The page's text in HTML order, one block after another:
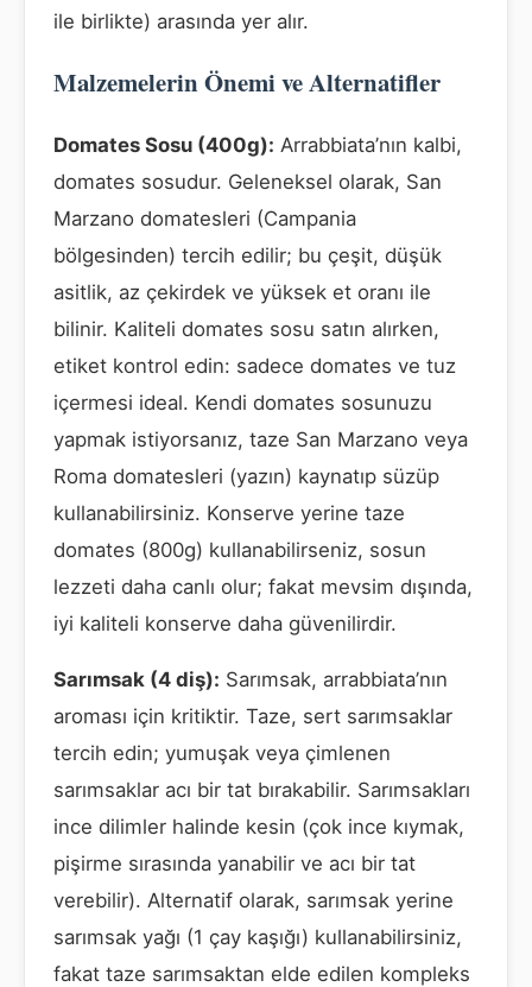
ile birlikte) arasında yer alır.
Malzemelerin Önemi ve Alternatifler
Domates Sosu (400g): Arrabbiata’nın kalbi,
domates sosudur. Geleneksel olarak, San
Marzano domatesleri (Campania
bölgesinden) tercih edilir; bu çeşit, düşük
asitlik, az çekirdek ve yüksek et oranı ile
bilinir. Kaliteli domates sosu satın alırken,
etiket kontrol edin: sadece domates ve tuz
içermesi ideal. Kendi domates sosunuzu
yapmak istiyorsanız, taze San Marzano veya
Roma domatesleri (yazın) kaynatıp süzüp
kullanabilirsiniz. Konserve yerine taze
domates (800g) kullanabilirseniz, sosun
lezzeti daha canlı olur; fakat mevsim dışında,
iyi kaliteli konserve daha güvenilirdir.
Sarımsak (4 diş): Sarımsak, arrabbiata’nın
aroması için kritiktir. Taze, sert sarımsaklar
tercih edin; yumuşak veya çimlenen
sarımsaklar acı bir tat bırakabilir. Sarımsakları
ince dilimler halinde kesin (çok ince kıymak,
pişirme sırasında yanabilir ve acı bir tat
verebilir). Alternatif olarak, sarımsak yerine
sarımsak yağı (1 çay kaşığı) kullanabilirsiniz,
fakat taze sarımsaktan elde edilen kompleks